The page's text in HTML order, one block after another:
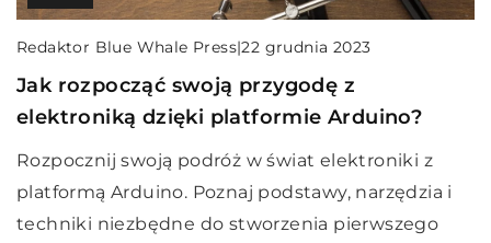
Redaktor Blue Whale Press|22 grudnia 2023
Jak rozpocząć swoją przygodę z
elektroniką dzięki platformie Arduino?
Rozpocznij swoją podróż w świat elektroniki z
platformą Arduino. Poznaj podstawy, narzędzia i
techniki niezbędne do stworzenia pierwszego